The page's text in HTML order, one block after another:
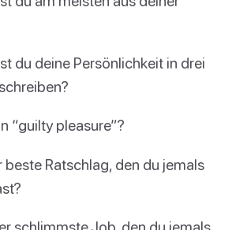
du deine Persönlichkeit in drei
“guilty pleasure”?
beste Ratschlag, den du jemals
schlimmste Job, den du jemals